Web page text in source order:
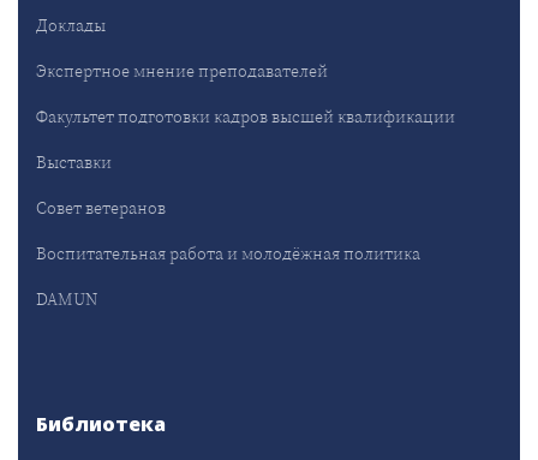
Доклады
Экспертное мнение преподавателей
Факультет подготовки кадров высшей квалификации
Выставки
Совет ветеранов
Воспитательная работа и молодёжная политика
DAMUN
Библиотека